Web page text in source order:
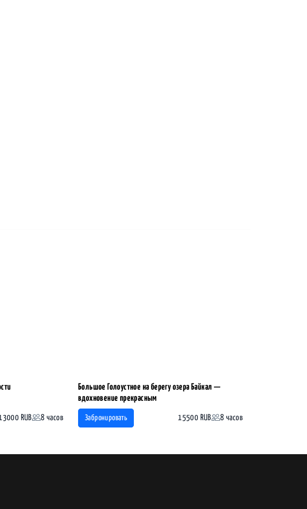
RUB 8 часов
Большое Голоустное на берегу озера Байкал —
вдохновение прекрасным
Забронировать 15500 RUB 8 часов